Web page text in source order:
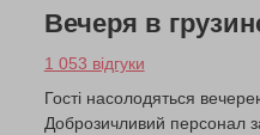
Вечеря в
1 053 відгуки
Гості насолодяться
Доброзичливий персонал